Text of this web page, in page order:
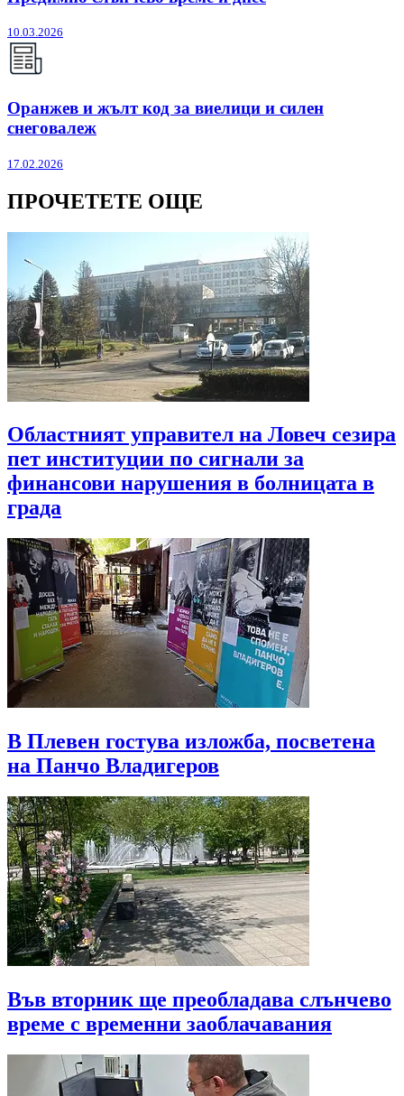
10.03.2026
Оранжев и жълт код за виелици и силен
снеговалеж
17.02.2026
ПРОЧЕТЕТЕ ОЩЕ
Областният управител на Ловеч сезира
пет институции по сигнали за
финансови нарушения в болницата в
града
В Плевен гостува изложба, посветена
на Панчо Владигеров
Във вторник ще преобладава слънчево
време с временни заоблачавания